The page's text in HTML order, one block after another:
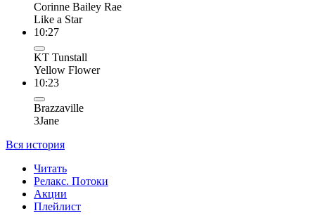
Corinne Bailey Rae
Like a Star
10:27
KT Tunstall
Yellow Flower
10:23
Brazzaville
3Jane
Вся история
Читать
Релакс. Потоки
Акции
Плейлист